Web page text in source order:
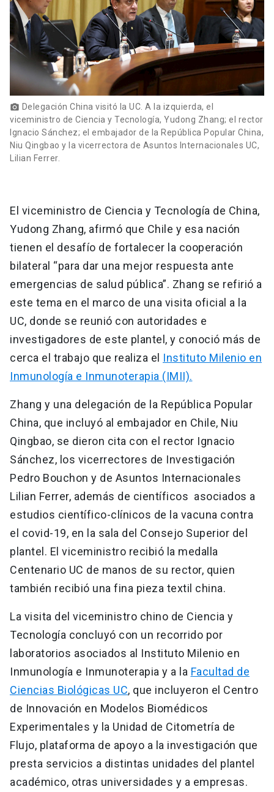
photo_camera Delegación China visitó la UC. A la izquierda, el
viceministro de Ciencia y Tecnología, Yudong Zhang; el rector
Ignacio Sánchez; el embajador de la República Popular China,
Niu Qingbao y la vicerrectora de Asuntos Internacionales UC,
Lilian Ferrer.
El viceministro de Ciencia y Tecnología de China,
Yudong Zhang, afirmó que Chile y esa nación
tienen el desafío de fortalecer la cooperación
bilateral “para dar una mejor respuesta ante
emergencias de salud pública”. Zhang se refirió a
este tema en el marco de una visita oficial a la
UC, donde se reunió con autoridades e
investigadores de este plantel, y conoció más de
cerca el trabajo que realiza el Instituto Milenio en
Inmunología e Inmunoterapia (IMII).
Zhang y una delegación de la República Popular
China, que incluyó al embajador en Chile, Niu
Qingbao, se dieron cita con el rector Ignacio
Sánchez, los vicerrectores de Investigación
Pedro Bouchon y de Asuntos Internacionales
Lilian Ferrer, además de científicos asociados a
estudios científico-clínicos de la vacuna contra
el covid-19, en la sala del Consejo Superior del
plantel. El viceministro recibió la medalla
Centenario UC de manos de su rector, quien
también recibió una fina pieza textil china.
La visita del viceministro chino de Ciencia y
Tecnología concluyó con un recorrido por
laboratorios asociados al Instituto Milenio en
Inmunología e Inmunoterapia y a la Facultad de
Ciencias Biológicas UC, que incluyeron el Centro
de Innovación en Modelos Biomédicos
Experimentales y la Unidad de Citometría de
Flujo, plataforma de apoyo a la investigación que
presta servicios a distintas unidades del plantel
académico, otras universidades y a empresas.